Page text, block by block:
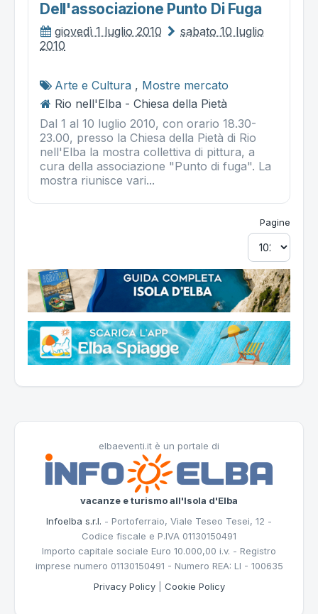
Dell'associazione Punto Di Fuga
giovedì 1 luglio 2010
sabato 10 luglio
2010
Arte e Cultura , Mostre mercato
Rio nell'Elba - Chiesa della Pietà
Dal 1 al 10 luglio 2010, con orario 18.30-
23.00, presso la Chiesa della Pietà di Rio
nell'Elba la mostra collettiva di pittura, a
cura della associazione "Punto di fuga". La
mostra riunisce vari...
Pagine
elbaeventi.it è un portale di
vacanze e turismo all'Isola d'Elba
Infoelba s.r.l. - Portoferraio, Viale Teseo Tesei, 12 -
Codice fiscale e P.IVA 01130150491
Importo capitale sociale Euro 10.000,00 i.v. - Registro
imprese numero 01130150491 - Numero REA: LI - 100635
Privacy Policy| Cookie Policy